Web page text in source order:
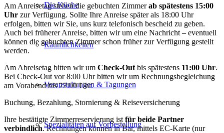
Die Küche
Räumlichkeiten
Veranstaltungen & Tagungen
Spezialitäten auf Vorbestellung
Am Anreisetag stehen die gebuchten Zimmerab spätestens 15:00
Uhr zur Verfügung. Sollte Ihre Anreise später als 18:00 Uhr
erfolgen, bitten wir Sie, uns kurz telefonisch bescheid zu geben.
Auch bei früherer Anreise, bitten wir um eine Nachricht – eventuell
können die gebuchten Zimmer schon früher zur Verfügung gestellt
werden.
Am Abreisetag bitten wir um Check-Out bis spätestens 11:00 Uhr.
Bei Check-Out vor 8:00 Uhr bitten wir um Rechnungsbegleichung
am Vorabend bis 22:00 Uhr.
Buchung, Bezahlung, Stornierung & Reiseversicherung
Ihre bestätigte Zimmerreservierung ist für beide Partner
verbindlich. Rechnungen können in Bar, mittels EC-Karte (nur